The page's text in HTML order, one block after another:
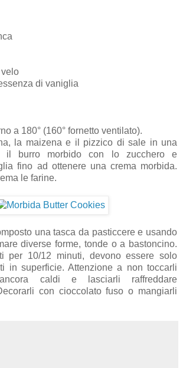
di vaniglia
a 180° (160° fornetto ventilato).
la maizena e il pizzico di sale in una
il burro morbido con lo zucchero e
fino ad ottenere una crema morbida.
le farine.
una tasca da pasticcere e usando
diverse forme, tonde o a bastoncino.
per 10/12 minuti, devono essere solo
in superficie. Attenzione a non toccarli
caldi e lasciarli raffreddare
con cioccolato fuso o mangiarli